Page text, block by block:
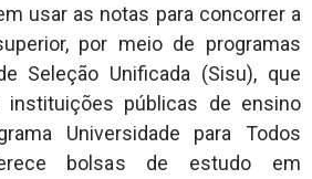
usar as notas para concorrer a
por meio de programas
Seleção Unificada (Sisu), que
públicas de ensino
Universidade para Todos
bolsas de estudo em